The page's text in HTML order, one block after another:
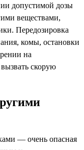
допустимой дозы
веществами,
Передозировка
комы, остановки
на
скорую
— очень опасная